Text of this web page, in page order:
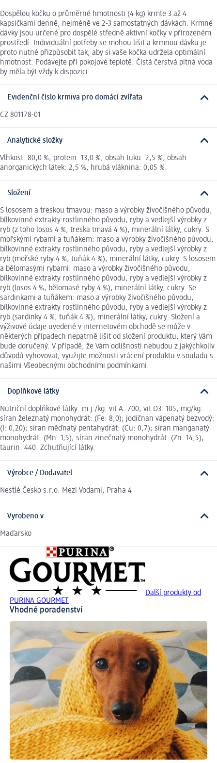
Dospělou kočku o průměrné hmotnosti (4 kg) krmte 3 až 4
kapsičkami denně, nejméně ve 2-3 samostatných dávkách. Krmné
dávky jsou určené pro dospělé středně aktivní kočky v přirozeném
prostředí. Individuální potřeby se mohou lišit a krmnou dávku je
proto nutné přizpůsobit tak, aby si vaše kočka udržela optimální
hmotnost. Podávejte při pokojové teplotě. Čistá čerstvá pitná voda
by měla být vždy k dispozici.
Evidenční číslo krmiva pro domácí zvířata
CZ 801178-01
Analytické složky
Vlhkost: 80,0 %, protein: 13,0 %, obsah tuku: 2,5 %, obsah
anorganických látek: 2,5 %, hrubá vláknina: 0,05 %.
Složení
S lososem a treskou tmavou: maso a výrobky živočišného původu,
bílkovinné extrakty rostlinného původu, ryby a vedlejší výrobky z
ryb (z toho losos 4 %, treska tmavá 4 %), minerální látky, cukry. S
mořskými rybami a tuňákem: maso a výrobky živočišného původu,
bílkovinné extrakty rostlinného původu, ryby a vedlejší výrobky z
ryb (mořské ryby 4 %, tuňák 4 %), minerální látky, cukry. S lososem
a bělomasými rybami: maso a výrobky živočišného původu,
bílkovinné extrakty rostlinného původu, ryby a vedlejší výrobky z
ryb (losos 4 %, bělomasé ryby 4 %), minerální látky, cukry. Se
sardinkami a tuňákem: maso a výrobky živočišného původu,
bílkovinné extrakty rostlinného původu, ryby a vedlejší výrobky z
ryb (sardinky 4 %, tuňák 4 %), minerální látky, cukry. Složení a
výživové údaje uvedené v internetovém obchodě se může v
některých případech nepatrně lišit od složení produktu, který Vám
bude doručený. V případě, že Vám odlišnosti nebudou z jakýchkoliv
důvodů vyhovovat, využijte možnosti vrácení produktu v souladu s
našimi Všeobecnými obchodními podmínkami.
Doplňkové látky
Nutriční doplňkové látky: m.j./kg: vit A: 700; vit D3: 105; mg/kg:
síran železnatý monohydrát: (Fe: 8,0); jodičnan vápenatý bezvodý:
(I: 0,20); síran měďnatý pentahydrát: (Cu: 0,7); síran manganatý
monohydrát: (Mn: 1,5); síran zinečnatý monohydrát: (Zn: 14,5);
taurin: 440. Zchutňující látky.
Výrobce / Dodavatel
Nestlé Česko s.r.o. Mezi Vodami, Praha 4
Vyrobeno v
Maďarsko
Další produkty od
PURINA GOURMET
Vhodné poradenství